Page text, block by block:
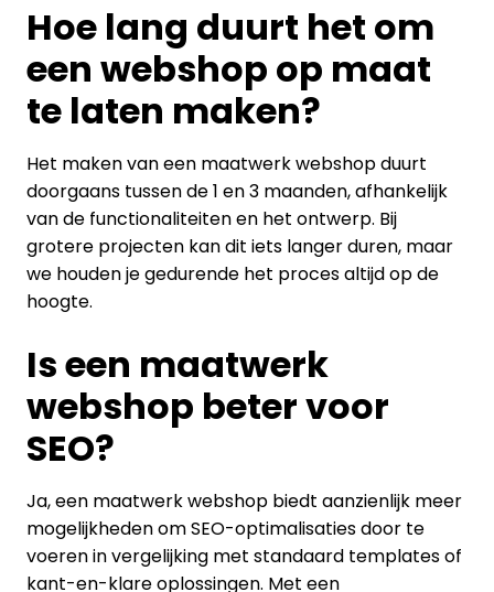
Hoe lang duurt het om
een webshop op maat
te laten maken?
Het maken van een maatwerk webshop duurt
doorgaans tussen de 1 en 3 maanden, afhankelijk
van de functionaliteiten en het ontwerp. Bij
grotere projecten kan dit iets langer duren, maar
we houden je gedurende het proces altijd op de
hoogte.
Is een maatwerk
webshop beter voor
SEO?
Ja, een maatwerk webshop biedt aanzienlijk meer
mogelijkheden om SEO-optimalisaties door te
voeren in vergelijking met standaard templates of
kant-en-klare oplossingen. Met een